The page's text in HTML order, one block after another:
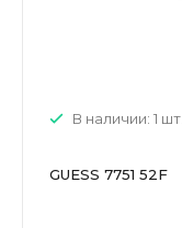
В наличии: 1 шт.
GUESS 7751 52F